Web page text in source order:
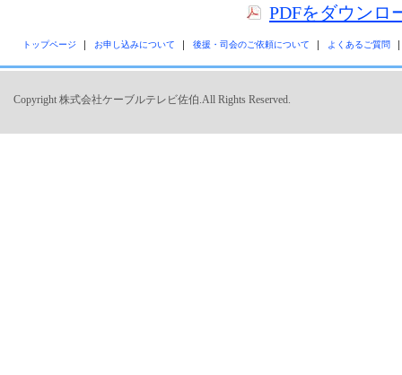
PDFをダウンロ
トップページ お申し込みについて 後援・司会のご依頼について よくあるご質問
Copyright 株式会社ケーブルテレビ佐伯.All Rights Reserved.